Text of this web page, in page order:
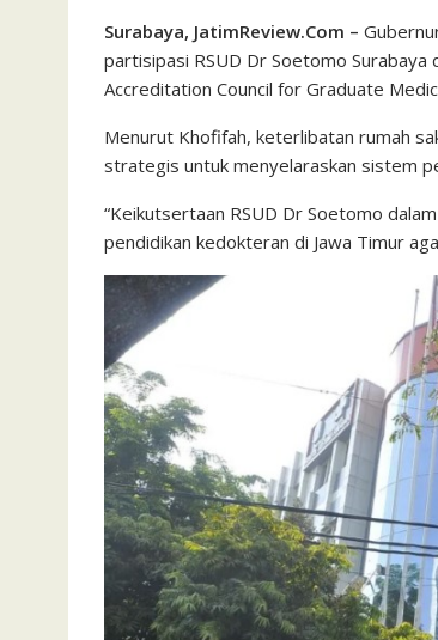
Surabaya, JatimReview.Com –
partisipasi RSUD Dr Soetomo Surabaya
Accreditation Council for Graduate
Menurut Khofifah, keterlibatan rumah
strategis untuk menyelaraskan sistem
“Keikutsertaan RSUD Dr Soetomo
pendidikan kedokteran di Jawa Timur